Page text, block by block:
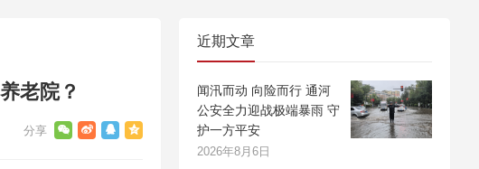
老院？
近期文章
闻汛而动 向险而行 通河
公安全力迎战极端暴雨 守
护一方平安
2026年8月6日